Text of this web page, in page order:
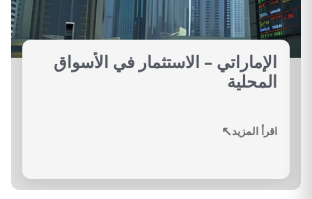
الإماراتي – الاستثمار في الأسواق
المحلية
اقرأ المزيد↗